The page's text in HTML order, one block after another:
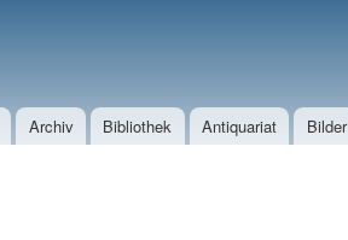
Archiv Bibliothek Antiquariat Bilder